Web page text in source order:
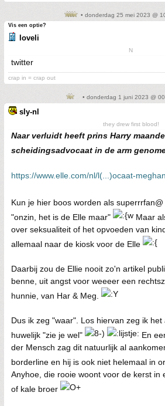
• donderdag 25 mei 2023 @
Vis een optie?
loveli
N
twitter
crap in = crap out
• donderdag 1 juni 2023 @
sly-nl
they drew first blood!
Naar verluidt heeft prins Harry
scheidingsadvocaat in de arm
https://www.elle.com/nl/l(...)ocaat-
Kun je hier boos worden als superrrfan@
"onzin, het is de Elle maar"
Maar
over seksualiteit of het opvoeden van
allemaal naar de kiosk voor de Elle
Daarbij zou de Ellie nooit zo'n artikel
benne, uit angst voor weeeer een
hunnie, van Har & Meg.
Dus ik zeg "waar". Los hiervan zeg ik het
huwelijk "zie je wel"
En
der Mensch zag dit natuurlijk al
borderline en hij is ook niet helemaal in
Anyhoe, die rooie woont voor de kerst in
of kale broer